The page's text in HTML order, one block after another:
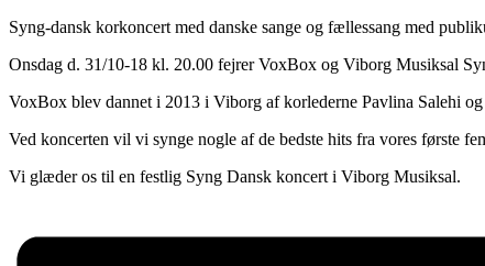
Syng-dansk korkoncert med danske sange og fællessang med
Onsdag d. 31/10-18 kl. 20.00 fejrer VoxBox og Viborg Musiksal
VoxBox blev dannet i 2013 i Viborg af korlederne Pavlina Salehi
Ved koncerten vil vi synge nogle af de bedste hits fra vores første
Vi glæder os til en festlig Syng Dansk koncert i Viborg Musiksal.